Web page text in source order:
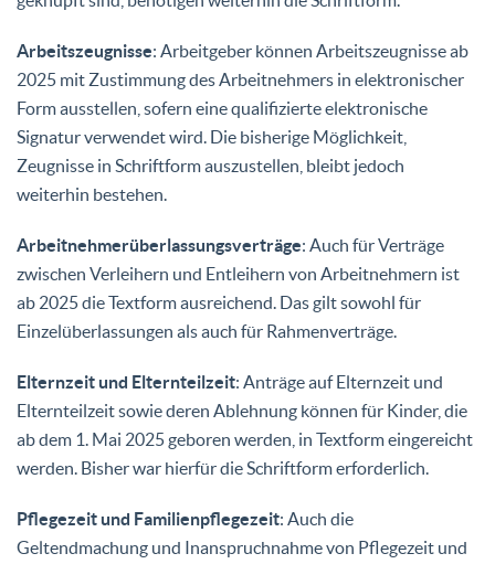
Arbeitszeugnisse: Arbeitgeber können Arbeitszeugnisse ab
2025 mit Zustimmung des Arbeitnehmers in elektronischer
Form ausstellen, sofern eine qualifizierte elektronische
Signatur verwendet wird. Die bisherige Möglichkeit,
Zeugnisse in Schriftform auszustellen, bleibt jedoch
weiterhin bestehen.
Arbeitnehmerüberlassungsverträge: Auch für Verträge
zwischen Verleihern und Entleihern von Arbeitnehmern ist
ab 2025 die Textform ausreichend. Das gilt sowohl für
Einzelüberlassungen als auch für Rahmenverträge.
Elternzeit und Elternteilzeit: Anträge auf Elternzeit und
Elternteilzeit sowie deren Ablehnung können für Kinder, die
ab dem 1. Mai 2025 geboren werden, in Textform eingereicht
werden. Bisher war hierfür die Schriftform erforderlich.
Pflegezeit und Familienpflegezeit: Auch die
Geltendmachung und Inanspruchnahme von Pflegezeit und